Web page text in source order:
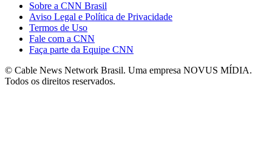
Sobre a CNN Brasil
Aviso Legal e Política de Privacidade
Termos de Uso
Fale com a CNN
Faça parte da Equipe CNN
© Cable News Network Brasil. Uma empresa NOVUS MÍDIA.
Todos os direitos reservados.